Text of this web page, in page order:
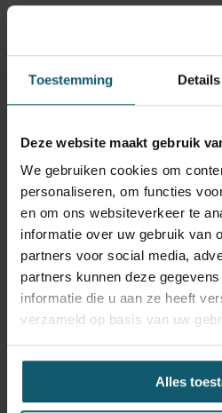
Toestemming Details
Deze website maakt gebruik
We gebruiken cookies om
personaliseren, om functies
en om ons websiteverkeer te
informatie over uw gebruik van
partners voor social media,
partners kunnen deze
informatie die u aan ze heeft
verzameld op basis van uw
Alles
Inwendige maten
Breedte
Doorgang
Toebehoren